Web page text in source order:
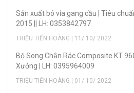
Sản xuẩt bó vỉa gang cầu | Tiêu
2015 || LH: 0353842797
TRIỆU TIẾN HOÀNG | 11/ 10/ 2022
Bộ Song Chắn Rác Composite KT
Xưởng | LH: 0395964009
TRIỆU TIẾN HOÀNG | 01/ 10/ 2022